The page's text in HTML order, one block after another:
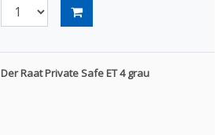
Der Raat Private Safe ET 4 grau